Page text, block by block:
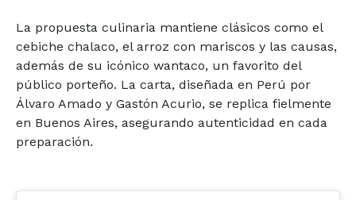
La propuesta culinaria mantiene clásicos como el
cebiche chalaco, el arroz con mariscos y las causas,
además de su icónico wantaco, un favorito del
público porteño. La carta, diseñada en Perú por
Álvaro Amado y Gastón Acurio, se replica fielmente
en Buenos Aires, asegurando autenticidad en cada
preparación.